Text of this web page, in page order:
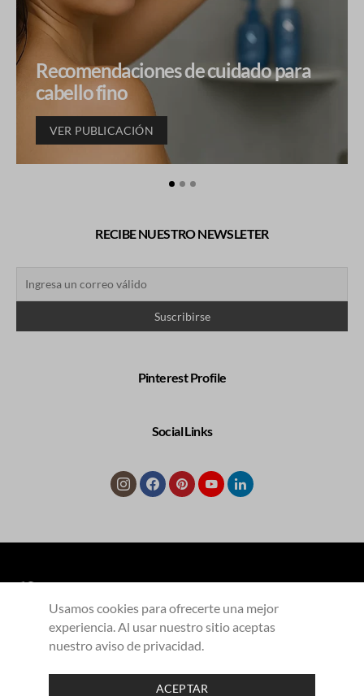
Recomendaciones de cuidado para
cabello fino
VER PUBLICACIÓN
RECIBE NUESTRO NEWSLETER
Pinterest Profile
Social Links
COLECCIONES Productos
Contacto
Aliados
Aviso de privacidad
Usamos cookies para ofrecerte una mejor
experiencia. Al usar nuestro sitio aceptas
nuestro aviso de privacidad.
ACEPTAR